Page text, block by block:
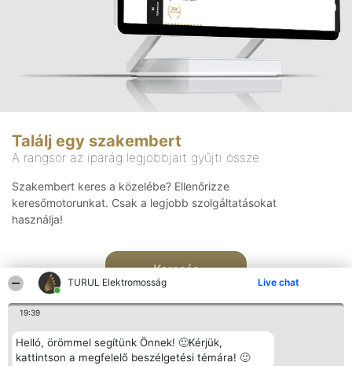
TURUL Elektromosság Live chat
19:39
Helló, örömmel segítünk Önnek! 🙂Kérjük,
kattintson a megfelelő beszélgetési témára! 🙂
Találj egy szakembert
A rangsor az iparág legjobbjait gyűjti össze
Szakembert keres a közelébe? Ellenőrizze
keresőmotorunkat. Csak a legjobb szolgáltatásokat
használja!
Keresés